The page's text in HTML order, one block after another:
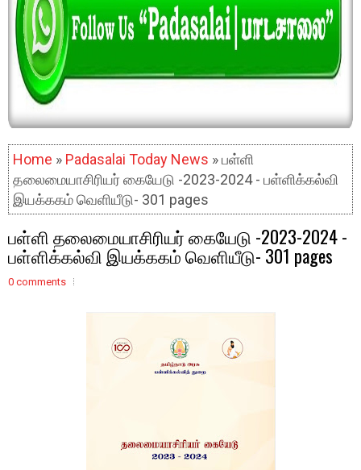
Home » Padasalai Today News » பள்ளி
தலைமையாசிரியர் கையேடு -2023-2024 - பள்ளிக்கல்வி
இயக்ககம் வெளியீடு- 301 pages
பள்ளி தலைமையாசிரியர் கையேடு -2023-2024 -
பள்ளிக்கல்வி இயக்ககம் வெளியீடு- 301 pages
0 comments